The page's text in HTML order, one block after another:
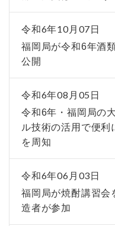
令和6年10月07日
福岡局が令和6年酒
公開
令和6年08月05日
令和6年・福岡局の
ル技術の活用で便利
を周知
令和6年06月03日
福岡局が焼酎講習会
造者が参加